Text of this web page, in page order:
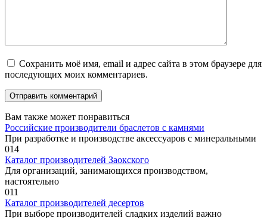
Сохранить моё имя, email и адрес сайта в этом браузере для
последующих моих комментариев.
Вам также может понравиться
Российские производители браслетов с камнями
При разработке и производстве аксессуаров с минеральными
014
Каталог производителей Заокского
Для организаций, занимающихся производством,
настоятельно
011
Каталог производителей десертов
При выборе производителей сладких изделий важно